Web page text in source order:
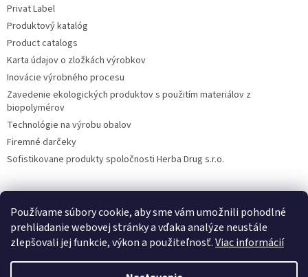
Používame súbory cookie, aby sme vám umožnili pohodlné
prehliadanie webovej stránky a vďaka analýze neustále
zlepšovali jej funkcie, výkon a použiteľnosť.Viac informácií
Privat Label
Produktový katalóg
Product catalogs
Karta údajov o zložkách výrobkov
Inovácie výrobného procesu
Zavedenie ekologických produktov s použitím materiálov z
biopolymérov
Technológie na výrobu obalov
Firemné darčeky
Sofistikovane produkty spoločnosti Herba Drug s.r.o.
DiXi Carpathia Herbarium Nubian